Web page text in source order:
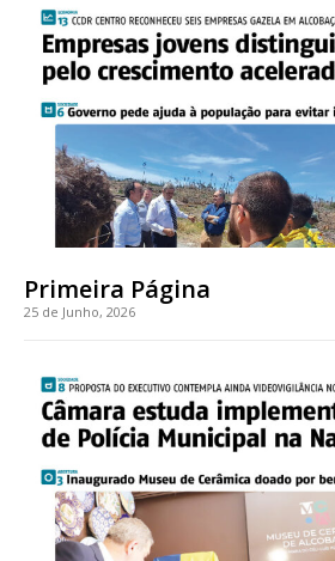
Primeira Página
25 de Junho, 2026